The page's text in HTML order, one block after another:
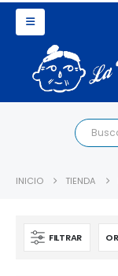
INICIO TIENDA
FILTRAR